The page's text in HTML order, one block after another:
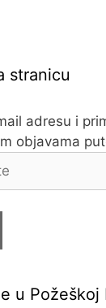
stranicu
adresu i
objavama
u Požeškoj